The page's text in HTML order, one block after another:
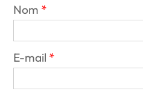
Nom
E-mail